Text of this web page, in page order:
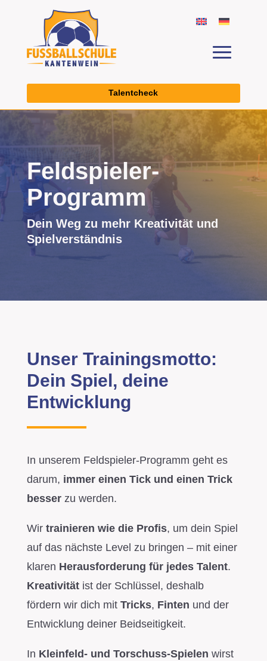
Talentcheck
Feldspieler-
Programm
Dein Weg zu mehr Kreativität und
Spielverständnis
Unser Trainingsmotto:
Dein Spiel, deine
Entwicklung
In unserem Feldspieler-Programm geht es
darum, immer einen Tick und einen Trick
besserzu werden.
Wir trainieren wie die Profis, um dein Spiel
auf das nächste Level zu bringen – mit einer
klaren Herausforderung für jedes Talent.
Kreativitätist der Schlüssel, deshalb
fördern wir dich mit Tricks, Finten und der
Entwicklung deiner Beidseitigkeit.
In Kleinfeld- und Torschuss-Spielen wirst